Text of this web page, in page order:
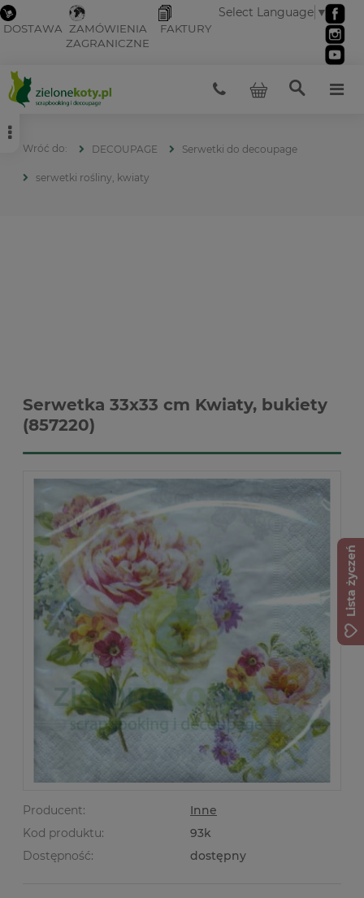
DOSTAWA ZAMÓWIENIA
ZAGRANICZNE
FAKTURY
Select Language ▼
DECOUPAGE Serwetki do decoupage
serwetki rośliny, kwiaty
Serwetka 33x33 cm Kwiaty, bukiety
(857220)
Producent:
Inne
Kod produktu:
93k
Dostępność:
dostępny
Lista życzeń